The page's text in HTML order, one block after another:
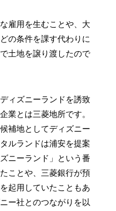
雇用を生むことや、大
の条件を課す代わりに
土地を譲り渡したので
ィズニーランドを誘致
業とは三菱地所です。
補地としてディズニー
ルランドは浦安を提案
ニーランド」という番
ことや、三菱銀行が預
起用していたこともあ
ー社とのつながりを以